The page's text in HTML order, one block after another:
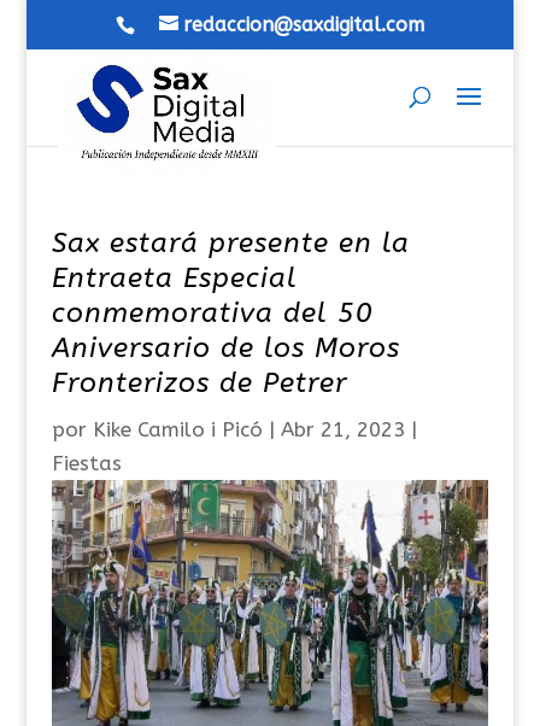
redaccion@saxdigital.com
Sax estará presente en la
Entraeta Especial
conmemorativa del 50
Aniversario de los Moros
Fronterizos de Petrer
por Kike Camilo i Picó | Abr 21, 2023 |
Fiestas